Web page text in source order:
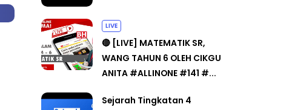
LIVE
🔴 [LIVE] MATEMATIK SR,
WANG TAHUN 6 OLEH CIKGU
ANITA #ALLINONE #141 #...
Sejarah Tingkatan 4